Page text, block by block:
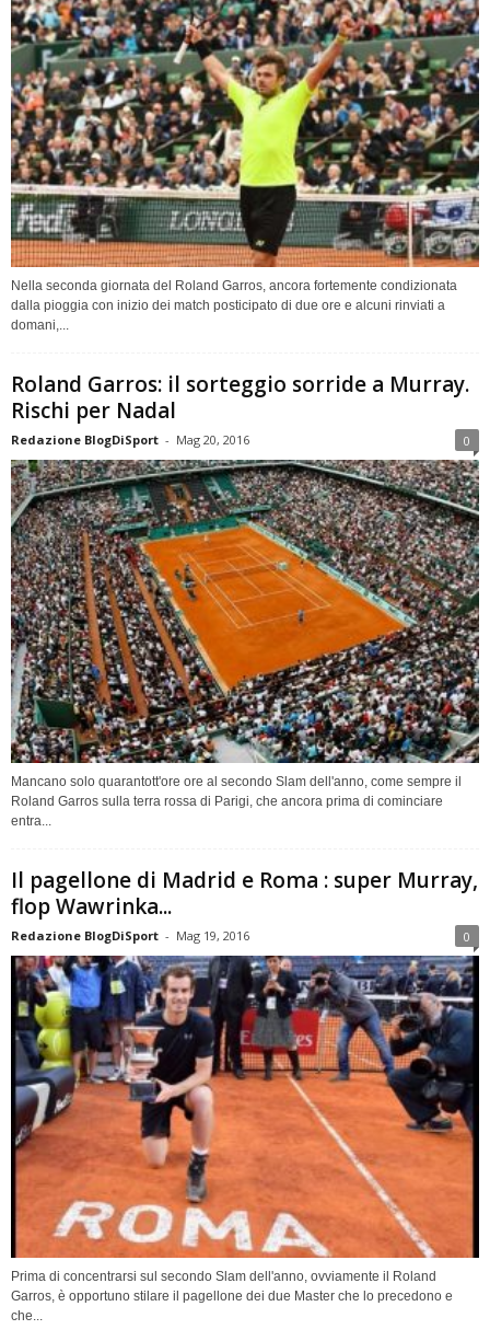
Nella seconda giornata del Roland Garros, ancora fortemente condizionata
dalla pioggia con inizio dei match posticipato di due ore e alcuni rinviati a
domani,...
Roland Garros: il sorteggio sorride a Murray.
Rischi per Nadal
Redazione BlogDiSport - Mag 20, 2016 0
Mancano solo quarantott'ore ore al secondo Slam dell'anno, come sempre il
Roland Garros sulla terra rossa di Parigi, che ancora prima di cominciare
entra...
Il pagellone di Madrid e Roma : super Murray,
flop Wawrinka...
Redazione BlogDiSport - Mag 19, 2016 0
Prima di concentrarsi sul secondo Slam dell'anno, ovviamente il Roland
Garros, è opportuno stilare il pagellone dei due Master che lo precedono e
che...